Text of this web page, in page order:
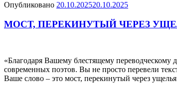
Опубликовано 20.10.202520.10.2025
МОСТ, ПЕРЕКИНУТЫЙ ЧЕРЕЗ
«Благодаря Вашему блестящему переводческому
современных поэтов. Вы не просто перевели
Ваше слово – это мост, перекинутый через